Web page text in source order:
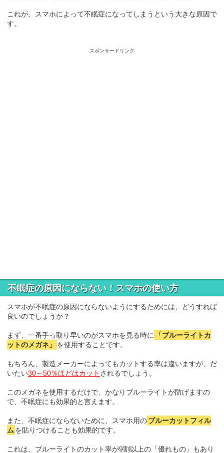
これが、スマホによって不眠症になってしまうという大きな原因で
す。
スポンサードリンク
不眠症の原因にならない！スマホの使い方
スマホが不眠症の原因にならないようにするためには、どうすれば
良いのでしょうか？
まず、一番手っ取り早いのがスマホを見る時に
「ブルーライトカ
ットのメガネ」
を使用することです。
もちろん、製造メーカーによってもカットする率は違いますが、だ
いたい30～50％ほどはカット されるでしょう。
このメガネを使用するだけで、かなりブルーライトが防げますの
で、不眠症にも効果的と言えます。
また、不眠症にならないために、スマホ用のブルーカットフィル
ムを貼りつけることも効果的です。
これは、ブルーライトのカット率が9割以上の「優れもの」もあり